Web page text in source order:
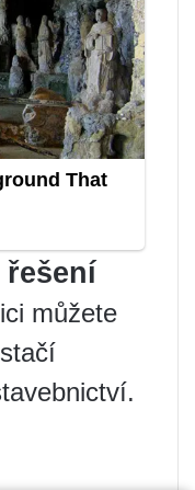
můžete